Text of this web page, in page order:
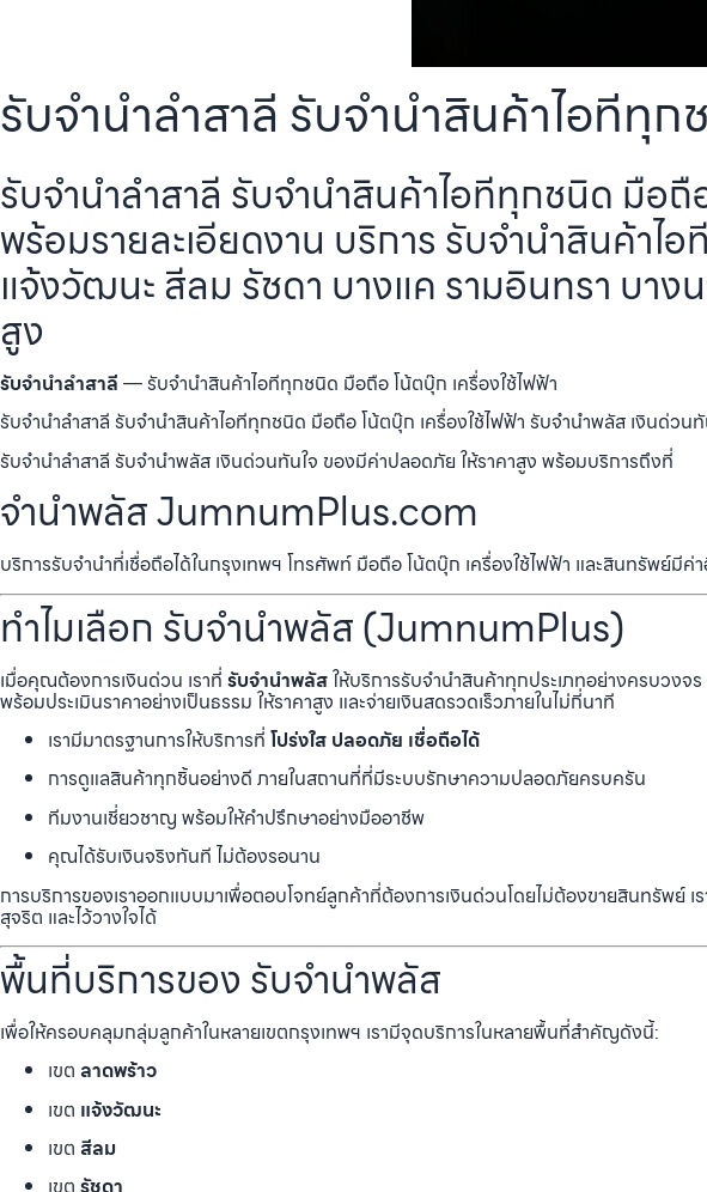
รับจำนำลำสาลี รับจำนำสินค้าไอทีทุ
รับจำนำลำสาลี รับจำนำสินค้าไอทีทุกชนิด มือ
พร้อมรายละเอียดงาน บริการ รับจำนำสินค้าไ
แจ้งวัฒนะ สีลม รัชดา บางแค รามอินทรา บาง
สูง
รับจำนำลำสาลี — รับจำนำสินค้าไอทีทุกชนิด มือถือ โน้ตบุ๊ก เครื่องใช้ไฟฟ้า
รับจำนำลำสาลี รับจำนำสินค้าไอทีทุกชนิด มือถือ โน้ตบุ๊ก เครื่องใช้ไฟฟ้า รับจำนำพลัส เงินด่ว
รับจำนำลำสาลี รับจำนำพลัส เงินด่วนทันใจ ของมีค่าปลอดภัย ให้ราคาสูง พร้อมบริการถึงที่
จำนำพลัส JumnumPlus.com
บริการรับจำนำที่เชื่อถือได้ในกรุงเทพฯ โทรศัพท์ มือถือ โน้ตบุ๊ก เครื่องใช้ไฟฟ้า และสินทรัพย์มีค่
ทำไมเลือก รับจำนำพลัส (JumnumPlus)
เมื่อคุณต้องการเงินด่วน เราที่ รับจำนำพลัสให้บริการรับจำนำสินค้าทุกประเภทอย่างครบวงจ
พร้อมประเมินราคาอย่างเป็นธรรม ให้ราคาสูง และจ่ายเงินสดรวดเร็วภายในไม่กี่นาที
เรามีมาตรฐานการให้บริการที่ โปร่งใส ปลอดภัย เชื่อถือได้
การดูแลสินค้าทุกชิ้นอย่างดี ภายในสถานที่ที่มีระบบรักษาความปลอดภัยครบครัน
ทีมงานเชี่ยวชาญ พร้อมให้คำปรึกษาอย่างมืออาชีพ
คุณได้รับเงินจริงทันที ไม่ต้องรอนาน
การบริการของเราออกแบบมาเพื่อตอบโจทย์ลูกค้าที่ต้องการเงินด่วนโดยไม่ต้องขายสินทรัพย์
สุจริต และไว้วางใจได้
พื้นที่บริการของ รับจำนำพลัส
เพื่อให้ครอบคลุมกลุ่มลูกค้าในหลายเขตกรุงเทพฯ เรามีจุดบริการในหลายพื้นที่สำคัญดังนี้:
เขต ลาดพร้าว
เขต แจ้งวัฒนะ
เขต สีลม